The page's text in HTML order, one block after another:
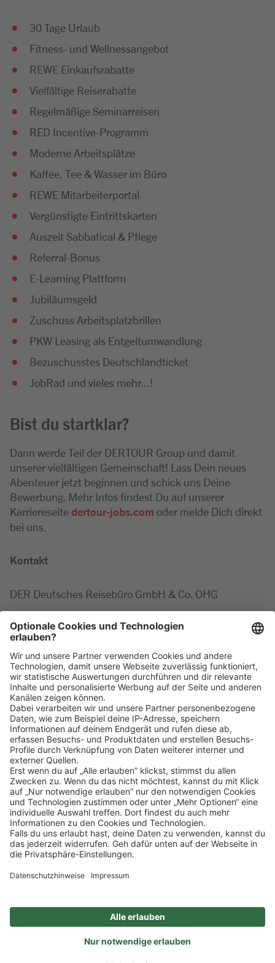
30 Tage Urlaub
Fitness- und Wellnessangebot
REWE Einkaufsrabatte
Vielfältige Reiserabatte
Regelmäßige Seminarreisen
RED Incentive-Programm
Moderne Arbeitsplätze
Kaffee, Tee & Wasser im Büro
REWE Mitarbeiterportal
Vergünstigte Eintrittskarten
Auszeit Sabbatical & Pflege
Referral-Bonus
E-Learning Plattform
Jubiläumsgeld
Zuschuss Arbeitsplatzbrillen
PKW Leasing als Entgeltumwandlung
Bezuschusstes Deutschlandticket
JobRad und vieles mehr...!
Bist du startklar?
Dann werde Teil der DERTOUR Group und damit
unserer vielfältigen Gemeinschaft! Lass Dein neues
Abenteuer jetzt beginnen und schick uns Deine
Bewerbung. Mehr Infos findest Du auf unserer
Karriereseitedertour-jobs.com oder melde Dich direkt
bei uns.
Kontakt
DER Deutsches Reisebüro GmbH & Co. OHG
Marie-LuiseMinor
Tel: +49 2203 42687
Klickehier, um alle offenen Jobs zu sehen.
Impressum Datenschutz
Privatsphäre-Einstellungen
FAQ
Veranstaltungen
Sitemap